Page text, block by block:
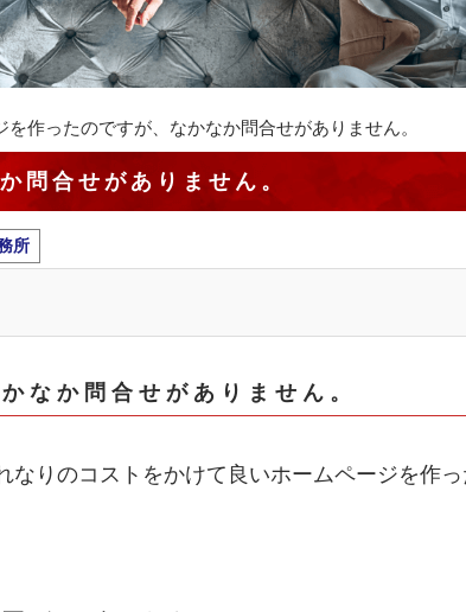
を作ったのですが、なかなか問合せがありません。
問合せがありません。
所
なか問合せがありません。
りのコストをかけて良いホームページを作